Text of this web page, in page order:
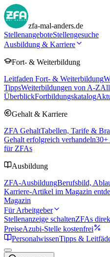
zfa-mal-anders.de
StellenangeboteStellengesuche
Ausbildung & Karriere
Fort- & Weiterbildung
Leitfaden Fort- & Weiterbildung
TippsWeiterbildungen von A-Z
ÜberblickFortbildungskatalog
Gehalt & Karriere
ZFA GehaltTabellen, Tarife &
Gehalt erfolgreich verhandeln30+
für ZFAs
Ausbildung
ZFA-AusbildungBerufsbild,
Karriere-Artikel im Magazin
Magazin
Für Arbeitgeber
Stellenanzeige schaltenZFAs
PreiseAzubi-Stelle kostenfrei
PersonalwissenTipps &